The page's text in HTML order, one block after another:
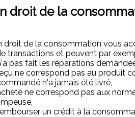
droit de la
droit de la consommation vous
transactions et peuvent par
pas fait les réparations
ne correspond pas au produit
n'a jamais été livré,
ne correspond pas aux
un crédit à la